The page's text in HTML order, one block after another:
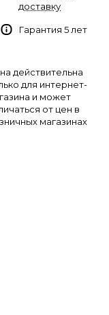
доставку
Гарантия 5 лет
действительна
для интернет-
и может
от цен в
магазинах